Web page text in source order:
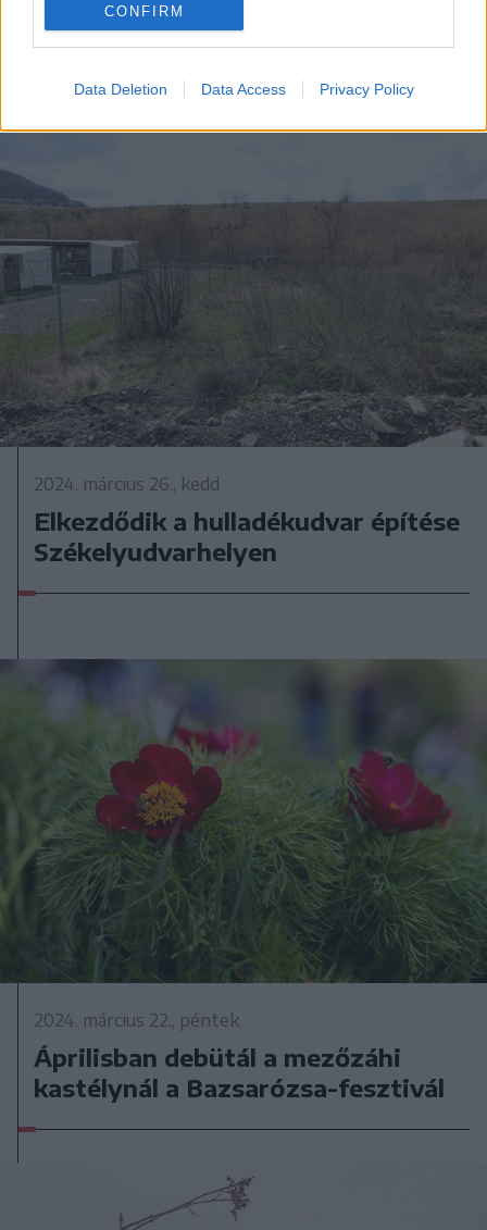
CONFIRM
Data Deletion Data Access Privacy Policy
Éhező, halálukig sínylődő békákon
segíthetünk
2024. március 26., kedd
Elkezdődik a hulladékudvar építése
Székelyudvarhelyen
2024. március 22., péntek
Áprilisban debütál a mezőzáhi
kastélynál a Bazsarózsa-fesztivál